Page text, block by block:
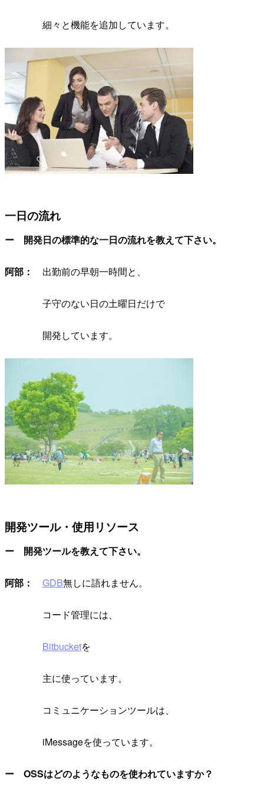
細々と機能を追加しています。
一日の流れ
ー 開発日の標準的な一日の流れを教えて下さい。
阿部： 出勤前の早朝一時間と、
子守のない日の土曜日だけで
開発しています。
開発ツール・使用リソース
ー 開発ツールを教えて下さい。
阿部： GDB無しに語れません。
コード管理には、
Bitbucketを
主に使っています。
コミュニケーションツールは、
iMessageを使っています。
ー OSSはどのようなものを使われていますか？